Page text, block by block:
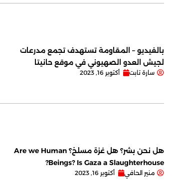
بالفيديو – المقاومة تستهدف تجمع مدرعات
لجيش العدو الصهيوني في موقع حانيتا
سارة تابت أكتوبر 16, 2023
هل نحن بشر؟ هل غزة مسلخ؟ Are we Human
Beings? Is Gaza a Slaughterhouse?
منير الحافي أكتوبر 16, 2023